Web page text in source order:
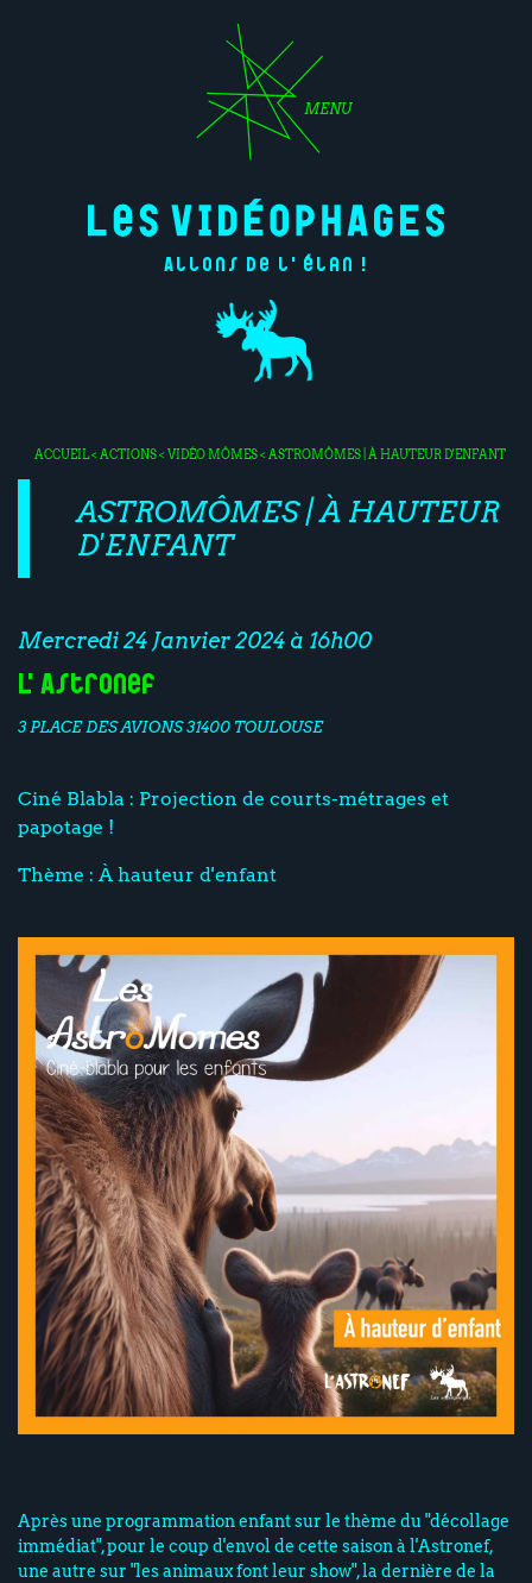
MENU
Allons de l'élan !
ACCUEIL<ACTIONS<VIDÉO MÔMES< ASTROMÔMES | À HAUTEUR D'ENFANT
ASTROMÔMES | À HAUTEUR
D'ENFANT
Mercredi 24 Janvier 2024 à 16h00
L'Astronef
3 PLACE DES AVIONS 31400 TOULOUSE
Ciné Blabla : Projection de courts-métrages et
papotage !
Thème : À hauteur d'enfant
Après une programmation enfant sur le thème du "décollage
immédiat", pour le coup d'envol de cette saison à l'Astronef,
une autre sur "les animaux font leur show", la dernière de la